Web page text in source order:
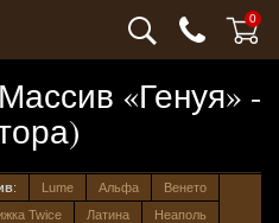
0
«Генуя» -
: Lume Альфа
Венето
Twice Латина
Неаполь